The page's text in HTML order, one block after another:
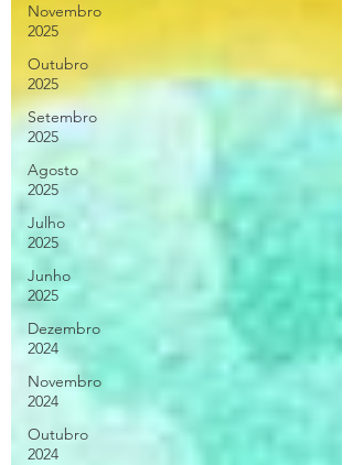
Novembro
2025
Outubro
2025
Setembro
2025
Agosto
2025
Julho
2025
Junho
2025
Dezembro
2024
Novembro
2024
Outubro
2024